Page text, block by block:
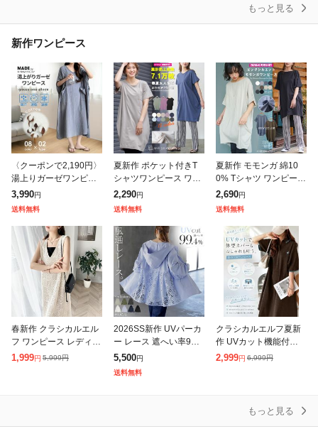
もっと見る
新作ワンピース
〈クーポンで2,190円〉
湯上りガーゼワンピー
ス ガーゼ ワンピース
湯上りワンピ タオルワ
ンピ ガーゼ ルームワン
ピース 綿1
3,990円
送料無料
夏新作 ポケット付きT
シャツワンピース ワン
ピース レディース カッ
トソー 半袖 無地 クル
ー ロング丈 レディース
春夏ミリア
2,290円
送料無料
夏新作 モモンガ 綿10
0% Tシャツ ワンピース
半袖 クルーネック チュ
ニック カットソー M L
レディース 春 ミリアン
2,690円
送料無料
春新作 クラシカルエル
フ ワンピース レディー
ス 前後 2way レトロ レ
1,999円 5,999円
2026SS新作 UVパーカ
ー レース 遮へい率99.
4% レディース 接触冷
感 一部8月下旬入荷 ア
ウター 涼しい UVカッ
5,500円
送料無料
クラシカルエルフ夏新
作 UVカット機能付き
ワンピース 半袖 レディ
2,999円 6,999円
もっと見る